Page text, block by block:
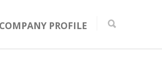
COMPANY PROFILE